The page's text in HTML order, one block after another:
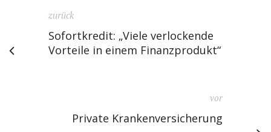
zurück
Sofortkredit: „Viele verlockende
Vorteile in einem Finanzprodukt“
vor
Private Krankenversicherung